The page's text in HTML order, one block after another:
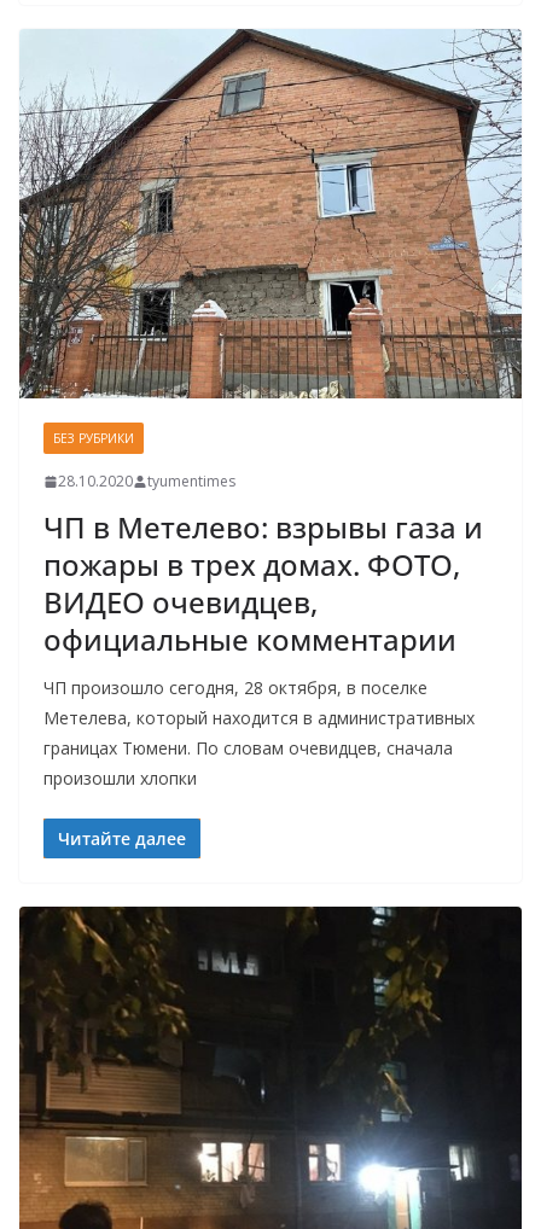
БЕЗ РУБРИКИ
28.10.2020 tyumentimes
ЧП в Метелево: взрывы газа и
пожары в трех домах. ФОТО,
ВИДЕО очевидцев,
официальные комментарии
ЧП произошло сегодня, 28 октября, в поселке
Метелева, который находится в административных
границах Тюмени. По словам очевидцев, сначала
произошли хлопки
Читайте далее